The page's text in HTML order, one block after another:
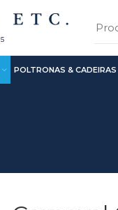
POLTRONAS & CADEIRAS